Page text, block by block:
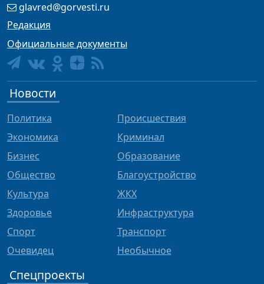
glavred@gorvesti.ru
Редакция
Официальные документы
Новости
Политика
Экономика
Бизнес
Общество
Культура
Здоровье
Спорт
Очевидец
Происшествия
Криминал
Образование
Благоустройство
ЖКХ
Инфраструктура
Транспорт
Необычное
Спецпроекты